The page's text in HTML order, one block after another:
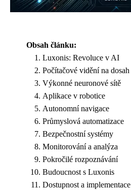
Obsah článku:
Luxonis: Revoluce v AI
Počítačové vidění na dosah
Výkonné neuronové sítě
Aplikace v robotice
Autonomní navigace
Průmyslová automatizace
Bezpečnostní systémy
Monitorování a analýza
Pokročilé rozpoznávání
Budoucnost s Luxonis
Dostupnost a implementace